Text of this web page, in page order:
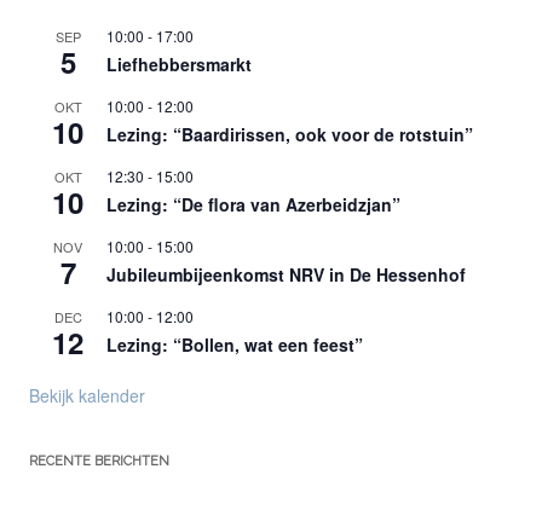
SEP
5
10:00 - 17:00
Liefhebbersmarkt
OKT
10
10:00 - 12:00
Lezing: “Baardirissen, ook voor de rotstuin”
OKT
10
12:30 - 15:00
Lezing: “De flora van Azerbeidzjan”
NOV
7
10:00 - 15:00
Jubileumbijeenkomst NRV in De Hessenhof
DEC
12
10:00 - 12:00
Lezing: “Bollen, wat een feest”
Bekijk kalender
RECENTE BERICHTEN